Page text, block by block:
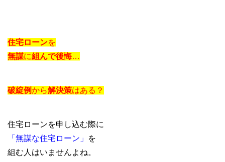
住宅ローンを
無謀に組んで後悔…
破綻例から解決策はある？
住宅ローンを申し込む際に
「無謀な住宅ローン」
を
組む人はいませんよね。